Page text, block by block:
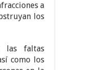
a
los
las faltas
como los